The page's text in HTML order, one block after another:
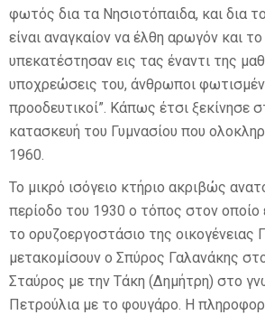
φωτός δια τα Νησιοτόπαιδα, και δια
είναι αναγκαίον να έλθη αρωγόν και
υπεκατέστησαν εις τας έναντι της
υποχρεώσεις του, άνθρωποι
προοδευτικοί”. Κάπως έτσι ξεκίνησε
κατασκευή του Γυμνασίου που
1960.
Το μικρό ισόγειο κτήριο ακριβώς
περίοδο του 1930 ο τόπος στον οποίο
το ορυζοεργοστάσιο της οικογένειας
μετακομίσουν ο Σπύρος Γαλανάκης
Σταύρος με την Τάκη (Δημήτρη) στο
Πετρούλια με το φουγάρο. Η